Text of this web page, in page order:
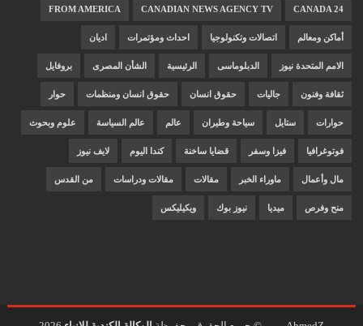
CANADA 24
CANADIAN NEWS AGENCY TV
FROM AMERICA
أماكن ومعالم اتصالات وتكنولوجيا احداث ومؤتمرات اديان
الامم المتحدة نيوز الدبلوماسى الرئيسية الشأن المصرى بروفايل
ثقافة وفنون جاليات حقوق انسان حقوق انسان ومنظمات حوار
حوارات ستايل سياحة وطيران عالم عالم السياسة علوم وبحوث
فوتوغرافيا فيزا وسفر قضايا ساخنة كندا اليوم لايف نيوز
مال وأعمال ماوراء الخبر مقالات مقالات ودراسات من القدس
منح وفرص ميديا نيوز بوك ويكيليكس